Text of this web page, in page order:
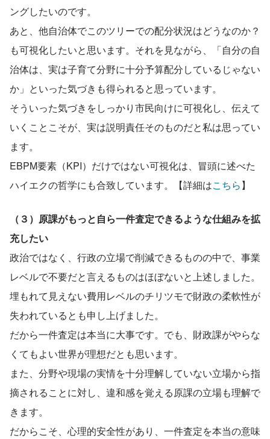
ングしたいのです。
あと、他自治体でこのツリーでの配分状況はどうなのか？
も可視化したいと思います。それを見ながら、「自分の自
治体は、実は子育て分野に十分予算配分しているじゃない
か」といった気づきも得られると思っています。
そういった気づきをしっかり市民向けに可視化し、伝えて
いくことこそが、実は説明責任そのものだと私は思ってい
ます。
EBPM要素（KPI）だけではない可視化は、冒頭に述べた
ハイエクの哲学にも合致しています。【詳細はこちら】
（３）原課がもっと自ら一件査定できるような仕組みを拡
充したい
政治ではなく、行政の立場で削減できるものの中で、事業
レベルで不要だと言えるものはほぼないと上述しました。
埋もれて見えない費用レベルのチリツモで財政の柔軟性が
失われているとも申し上げました。
だから一件査定は本当に大事です。でも、財政課がやらな
くてもよい世界が理想だとも思います。
また、分野や現場の実情を十分理解していない立場から指
摘されることに対し、違和感を覚える原課の立場も理解で
きます。
だからこそ、心理的安全性があり、一件査定を本当の意味